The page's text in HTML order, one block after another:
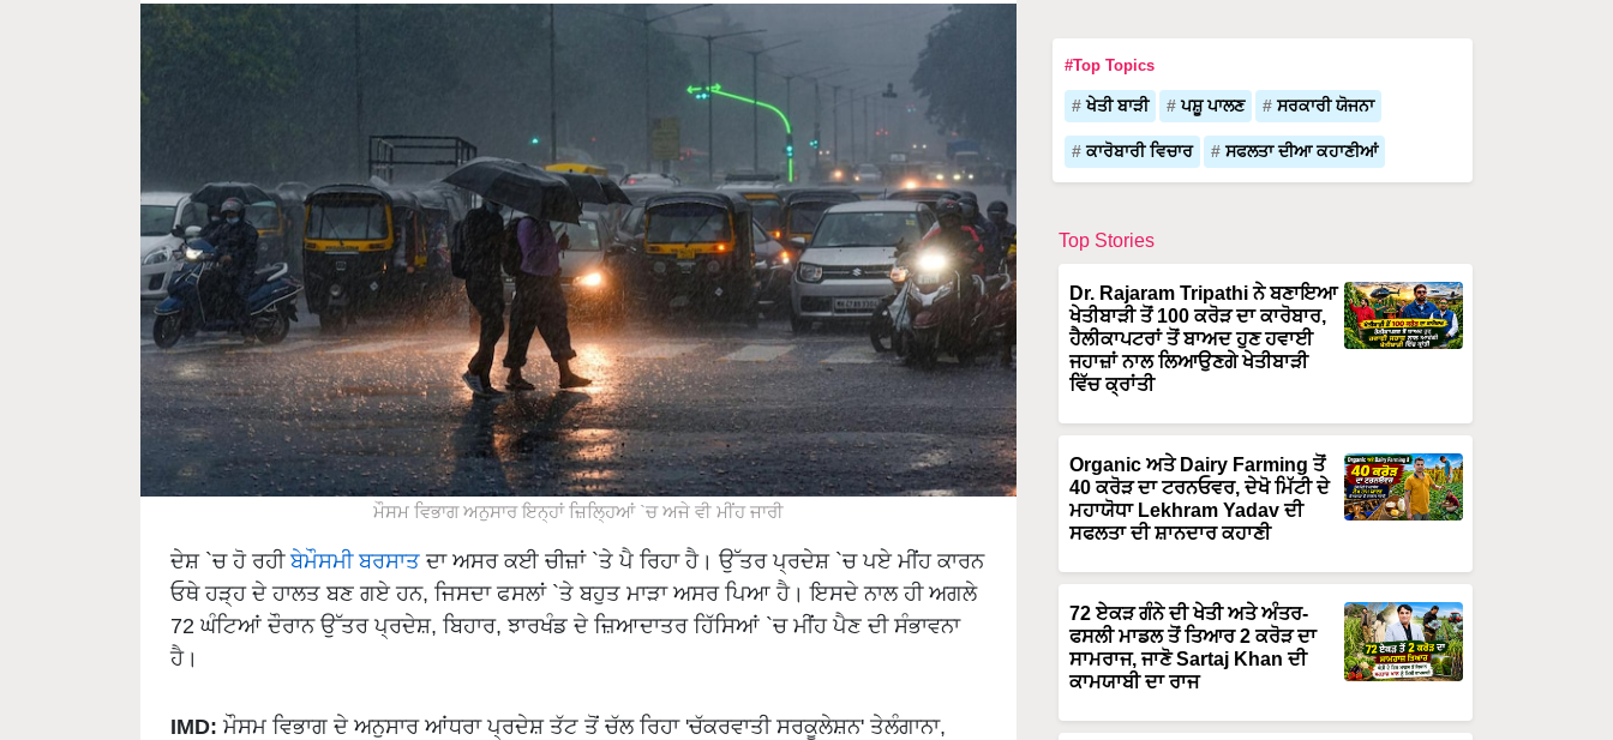
ਮੌਸਮ ਵਿਭਾਗ ਅਨੁਸਾਰ ਇਨ੍ਹਾਂ ਜ਼ਿਲ੍ਹਿਆਂ `ਚ ਅਜੇ ਵੀ ਮੀਂਹ ਜਾਰੀ
ਦੇਸ਼ `ਚ ਹੋ ਰਹੀਬੇਮੌਸਮੀ ਬਰਸਾਤ ਦਾ ਅਸਰ ਕਈ ਚੀਜ਼ਾਂ `ਤੇ ਪੈ ਰਿਹਾ ਹੈ। ਉੱਤਰ ਪ੍ਰਦੇਸ਼ `ਚ ਪਏ ਮੀਂਹ ਕਾਰਨ
ਓਥੇ ਹੜ੍ਹ ਦੇ ਹਾਲਤ ਬਣ ਗਏ ਹਨ, ਜਿਸਦਾ ਫਸਲਾਂ `ਤੇ ਬਹੁਤ ਮਾੜਾ ਅਸਰ ਪਿਆ ਹੈ। ਇਸਦੇ ਨਾਲ ਹੀ ਅਗਲੇ
72 ਘੰਟਿਆਂ ਦੌਰਾਨ ਉੱਤਰ ਪ੍ਰਦੇਸ਼, ਬਿਹਾਰ, ਝਾਰਖੰਡ ਦੇ ਜ਼ਿਆਦਾਤਰ ਹਿੱਸਿਆਂ `ਚ ਮੀਂਹ ਪੈਣ ਦੀ ਸੰਭਾਵਨਾ
ਹੈ।
IMD: ਮੌਸਮ ਵਿਭਾਗ ਦੇ ਅਨੁਸਾਰ ਆਂਧਰਾ ਪ੍ਰਦੇਸ਼ ਤੱਟ ਤੋਂ ਚੱਲ ਰਿਹਾ 'ਚੱਕਰਵਾਤੀ ਸਰਕੂਲੇਸ਼ਨ' ਤੇਲੰਗਾਨਾ,
#Top Topics
ਖੇਤੀ ਬਾੜੀ ਪਸ਼ੂ ਪਾਲਣ ਸਰਕਾਰੀ ਯੋਜਨਾ
ਕਾਰੋਬਾਰੀ ਵਿਚਾਰ ਸਫਲਤਾ ਦੀਆ ਕਹਾਣੀਆਂ
Top Stories
Dr. Rajaram Tripathi ਨੇ ਬਣਾਇਆ
ਖੇਤੀਬਾੜੀ ਤੋਂ 100 ਕਰੋੜ ਦਾ ਕਾਰੋਬਾਰ,
ਹੈਲੀਕਾਪਟਰਾਂ ਤੋਂ ਬਾਅਦ ਹੁਣ ਹਵਾਈ
ਜਹਾਜ਼ਾਂ ਨਾਲ ਲਿਆਉਣਗੇ ਖੇਤੀਬਾੜੀ
ਵਿੱਚ ਕ੍ਰਾਂਤੀ
Organic ਅਤੇ Dairy Farming ਤੋਂ
40 ਕਰੋੜ ਦਾ ਟਰਨਓਵਰ, ਦੇਖੋ ਮਿੱਟੀ ਦੇ
ਮਹਾਯੋਧਾ Lekhram Yadav ਦੀ
ਸਫਲਤਾ ਦੀ ਸ਼ਾਨਦਾਰ ਕਹਾਣੀ
72 ਏਕੜ ਗੰਨੇ ਦੀ ਖੇਤੀ ਅਤੇ ਅੰਤਰ-
ਫਸਲੀ ਮਾਡਲ ਤੋਂ ਤਿਆਰ 2 ਕਰੋੜ ਦਾ
ਸਾਮਰਾਜ, ਜਾਣੋ Sartaj Khan ਦੀ
ਕਾਮਯਾਬੀ ਦਾ ਰਾਜ